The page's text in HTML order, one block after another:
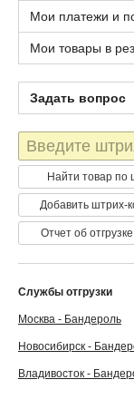
Мои платежи и
Мои товары в
Задать вопрос
Штрих-
код
Найти товар по
Добавить штрих-
Отчет об
Службы отгрузки
Москва - Бандероль
Новосибирск -
Владивосток -